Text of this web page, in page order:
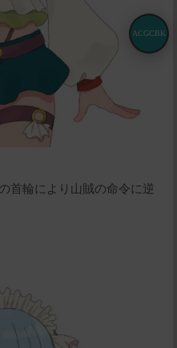
首輪により山賊の命令に逆
ACGCBK